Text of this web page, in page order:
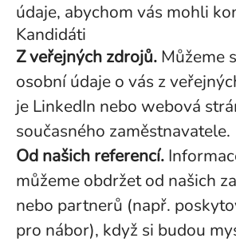
údaje, abychom vás mohli
Kandidáti
Z veřejných zdrojů. Můžeme
osobní údaje o vás z
je LinkedIn nebo webová
současného zaměstnavatele.
Od našich referencí.
můžeme obdržet od našich
nebo partnerů (např.
pro nábor), když si budou